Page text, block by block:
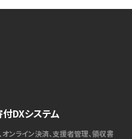
DXシステム
ンライン決済、支援者管理、領収書